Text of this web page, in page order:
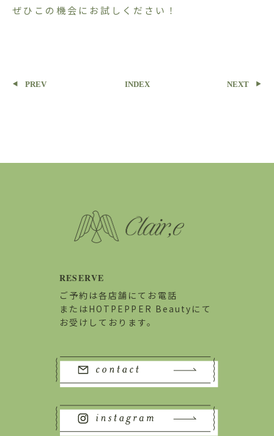
ぜひこの機会にお試しください！
PREV INDEX NEXT
RESERVE
ご予約は各店舗にてお電話
またはHOTPEPPER Beautyにて
お受けしております。